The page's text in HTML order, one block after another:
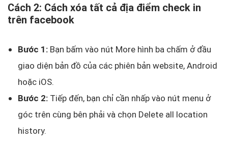
Cách 2: Cách xóa tất cả địa điểm check in
trên facebook
Bước 1: Bạn bấm vào nút More hình ba chấm ở đầu
giao diện bản đồ của các phiên bản website, Android
hoặc iOS.
Bước 2: Tiếp đến, bạn chỉ cần nhấp vào nút menu ở
góc trên cùng bên phải và chọn Delete all location
history.